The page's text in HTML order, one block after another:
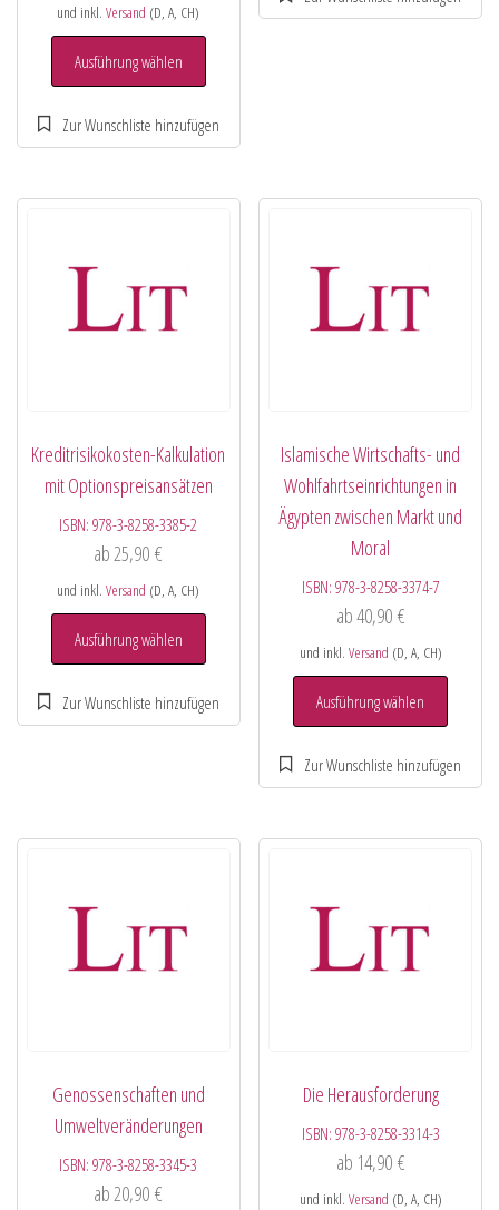
und inkl.Versand (D, A, CH)
Ausführung wählen
Kreditrisikokosten-Kalkulation
mit Optionspreisansätzen
ISBN:978-3-8258-3385-2
ab25,90€
und inkl.Versand (D, A, CH)
Ausführung wählen
Islamische Wirtschafts- und
Wohlfahrtseinrichtungen in
Ägypten zwischen Markt und
Moral
ISBN: 978-3-8258-3374-7
ab40,90 €
und inkl. Versand (D, A, CH)
Ausführung wählen
Genossenschaften und
Umweltveränderungen
ISBN:978-3-8258-3345-3
ab20,90€
Die Herausforderung
ISBN: 978-3-8258-3314-3
ab 14,90 €
und inkl. Versand (D, A, CH)